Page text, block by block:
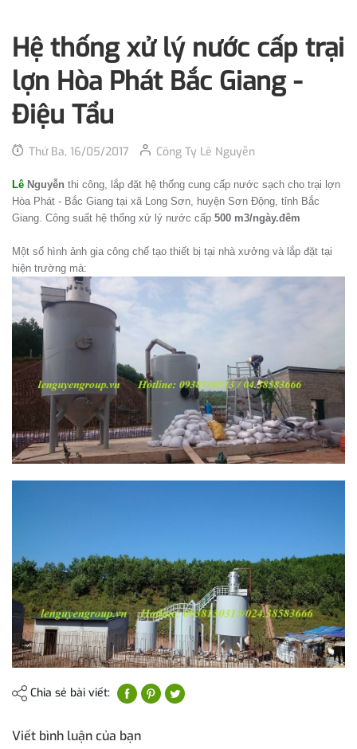
Hệ thống xử lý nước cấp trại
lợn Hòa Phát Bắc Giang -
Điệu Tẩu
Thứ Ba, 16/05/2017 Công Ty Lê Nguyễn
Lê Nguyễn thi công, lắp đặt hệ thống cung cấp nước sạch cho trại lợn
Hòa Phát - Bắc Giang tại xã Long Sơn, huyện Sơn Động, tỉnh Bắc
Giang. Công suất hệ thống xử lý nước cấp 500 m3/ngày.đêm
Một số hình ảnh gia công chế tạo thiết bị tại nhà xưởng và lắp đặt tại
hiện trường mà:
Chia sẻ bài viết:
Viết bình luận của bạn